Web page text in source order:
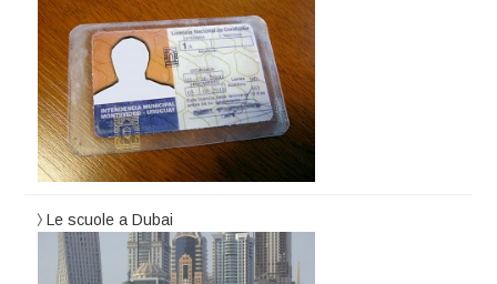
Le scuole a Dubai